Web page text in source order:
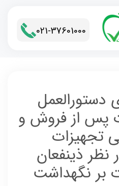
021-37601000​​​​​​​
دستورالعمل
پس از فروش و
تجهیزات
نظر ذینفعان
بر نگهداشت